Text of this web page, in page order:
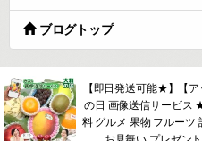
ブログトップ
【即日発送可能★】【
の日 画像送信サービス
料 グルメ 果物 フルーツ